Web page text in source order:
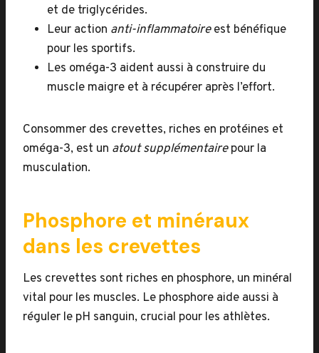
et de triglycérides.
Leur action anti-inflammatoireest bénéfique
pour les sportifs.
Les oméga-3 aident aussi à construire du
muscle maigre et à récupérer après l’effort.
Consommer des crevettes, riches en protéines et
oméga-3, est un atout supplémentairepour la
musculation.
Phosphore et minéraux
dans les crevettes
Les crevettes sont riches en phosphore, un minéral
vital pour les muscles. Le phosphore aide aussi à
réguler le pH sanguin, crucial pour les athlètes.